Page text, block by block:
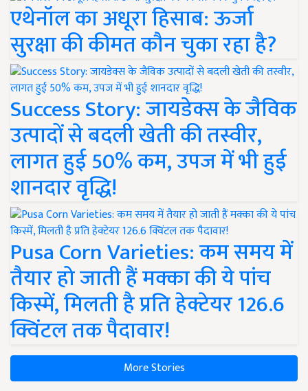
एथेनॉल का अधूरा हिसाब: ऊर्जा
सुरक्षा की कीमत कौन चुका रहा है?
Success Story: जायडेक्स के जैविक
उत्पादों से बदली खेती की तस्वीर,
लागत हुई 50% कम, उपज में भी हुई
शानदार वृद्धि!
Pusa Corn Varieties: कम समय में
तैयार हो जाती हैं मक्का की ये पांच
किस्में, मिलती है प्रति हेक्टेयर 126.6
क्विंटल तक पैदावार!
More Stories